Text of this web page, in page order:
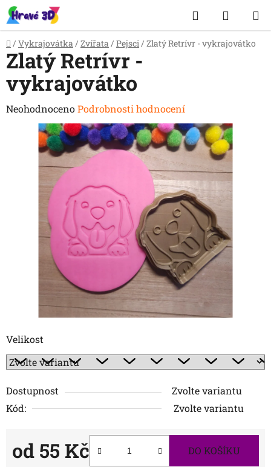
Přejít
na
obsah
Hledat
KOŠÍK
Domů
/ Vykrajovátka / Zvířata / Pejsci / Zlatý Retrívr - vykrajovátko
Velikost
Dostupnost
Zvolte variantu
Kód:
Zvolte variantu
od 55 Kč DO KOŠÍKU
Zlatý Retrívr -
vykrajovátko
Průměrné
hodnocení
produktu
hvězdiček.
NeohodnocenoPodrobnosti hodnocení